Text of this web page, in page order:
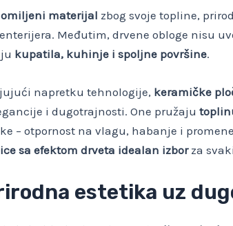
omiljeni materijal zbog svoje topline,
Međutim, drvene obloge nisu
kupatila, kuhinje i spoljne površine.
napretku tehnologije, keramičke
i dugotrajnosti. One pružaju
– otpornost na vlagu, habanje i
sa efektom drveta idealan izborza
estetika uz